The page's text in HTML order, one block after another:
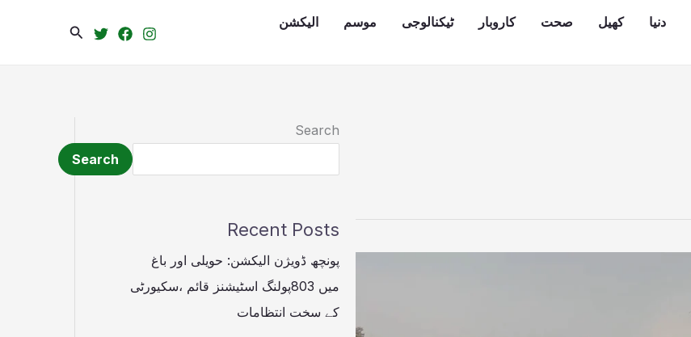
دنیا کھیل صحت کاروبار ٹیکنالوجی موسم
الیکشن
Search
Search
Search
Recent Posts
پونچھ ڈویژن الیکشن: حویلی اور باغ
میں 803پولنگ اسٹیشنز قائم ،سکیورٹی
کے سخت انتظامات